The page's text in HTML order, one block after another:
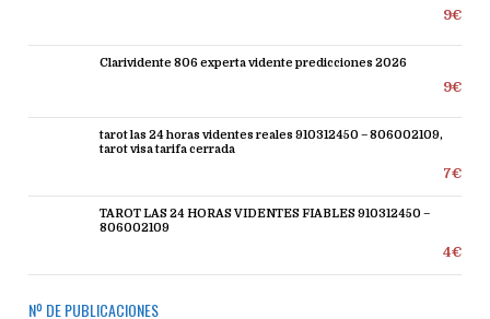
9€
Clarividente 806 experta vidente predicciones 2026
9€
tarot las 24 horas videntes reales 910312450 – 806002109,
tarot visa tarifa cerrada
7€
TAROT LAS 24 HORAS VIDENTES FIABLES 910312450 –
806002109
4€
Nº DE PUBLICACIONES